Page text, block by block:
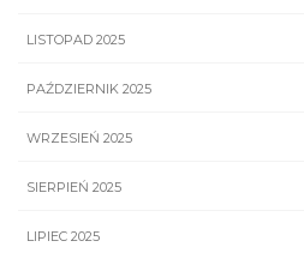
LISTOPAD 2025
PAŹDZIERNIK 2025
WRZESIEŃ 2025
SIERPIEŃ 2025
LIPIEC 2025